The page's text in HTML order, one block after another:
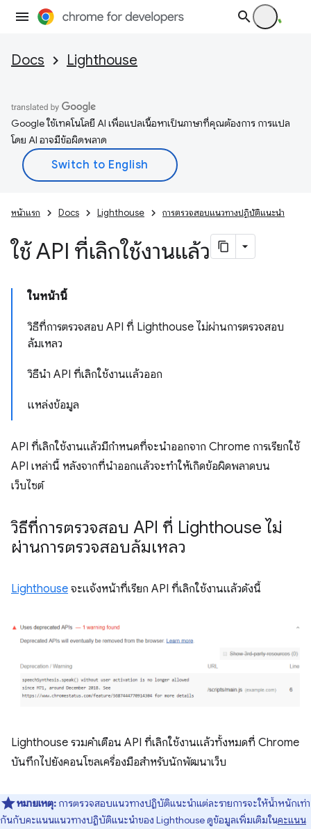
Docs Lighthouse
Google ใช้เทคโนโลยี AI เพื่อแปลเนื้อหาเป็นภาษาที่คุณต้องการ การแปล
โดย AI อาจมีข้อผิดพลาด
หน้าแรก Docs Lighthouse การตรวจสอบแนวทางปฏิบัติแนะนำ
ใช้ API ที่เลิกใช้งานแล้ว
ในหน้านี้
วิธีที่การตรวจสอบ API ที่ Lighthouse ไม่ผ่านการตรวจสอบ
ล้มเหลว
วิธีนำ API ที่เลิกใช้งานแล้วออก
แหล่งข้อมูล
API ที่เลิกใช้งานแล้วมีกําหนดที่จะนำออกจาก Chrome การเรียกใช้
API เหล่านี้ หลังจากที่นําออกแล้วจะทําให้เกิดข้อผิดพลาดบน
เว็บไซต์
วิธีที่การตรวจสอบ API ที่ Lighthouse ไม่
ผ่านการตรวจสอบล้มเหลว
Lighthouse จะแจ้งหน้าที่เรียก API ที่เลิกใช้งานแล้วดังนี้
Lighthouse รวมคำเตือน API ที่เลิกใช้งานแล้วทั้งหมดที่ Chrome
บันทึกไปยังคอนโซลเครื่องมือสำหรับนักพัฒนาเว็บ
หมายเหตุ: การตรวจสอบแนวทางปฏิบัติแนะนำแต่ละรายการจะให้น้ำหนักเท่า
กันกับคะแนนแนวทางปฏิบัติแนะนำของ Lighthouse ดูข้อมูลเพิ่มเติมในคะแนน